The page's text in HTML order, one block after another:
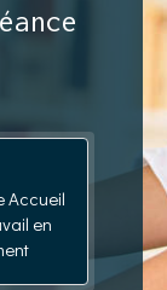
Accueil
en